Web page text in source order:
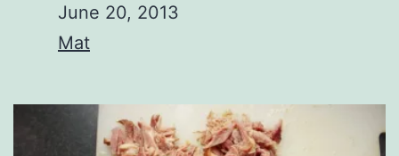
June 20, 2013
In relation to
Mat